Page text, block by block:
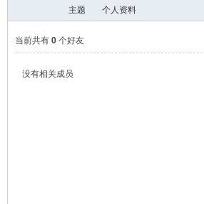
主题 个人资料
当前共有 0个好友
没有相关成员